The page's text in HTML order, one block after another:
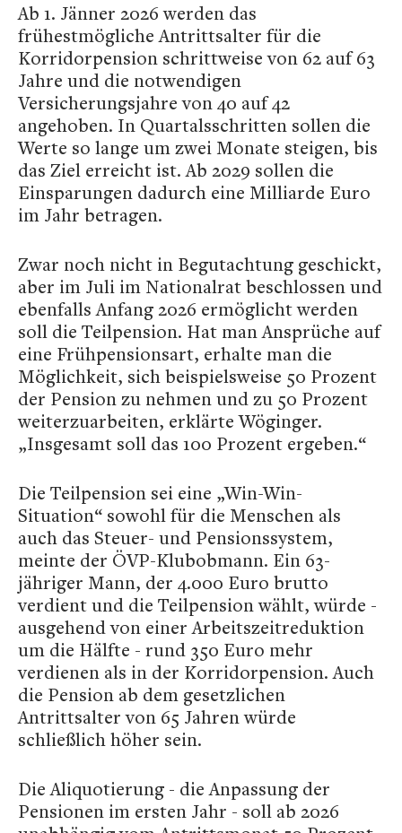
Ab 1. Jänner 2026 werden das
frühestmögliche Antrittsalter für die
Korridorpension schrittweise von 62 auf 63
Jahre und die notwendigen
Versicherungsjahre von 40 auf 42
angehoben. In Quartalsschritten sollen die
Werte so lange um zwei Monate steigen, bis
das Ziel erreicht ist. Ab 2029 sollen die
Einsparungen dadurch eine Milliarde Euro
im Jahr betragen.
Zwar noch nicht in Begutachtung geschickt,
aber im Juli im Nationalrat beschlossen und
ebenfalls Anfang 2026 ermöglicht werden
soll die Teilpension. Hat man Ansprüche auf
eine Frühpensionsart, erhalte man die
Möglichkeit, sich beispielsweise 50 Prozent
der Pension zu nehmen und zu 50 Prozent
weiterzuarbeiten, erklärte Wöginger.
„Insgesamt soll das 100 Prozent ergeben.“
Die Teilpension sei eine „Win-Win-
Situation“ sowohl für die Menschen als
auch das Steuer- und Pensionssystem,
meinte der ÖVP-Klubobmann. Ein 63-
jähriger Mann, der 4.000 Euro brutto
verdient und die Teilpension wählt, würde -
ausgehend von einer Arbeitszeitreduktion
um die Hälfte - rund 350 Euro mehr
verdienen als in der Korridorpension. Auch
die Pension ab dem gesetzlichen
Antrittsalter von 65 Jahren würde
schließlich höher sein.
Die Aliquotierung - die Anpassung der
Pensionen im ersten Jahr - soll ab 2026